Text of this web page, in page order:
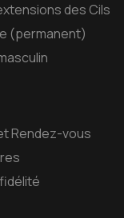
des Cils
(permanent)
Rendez-vous